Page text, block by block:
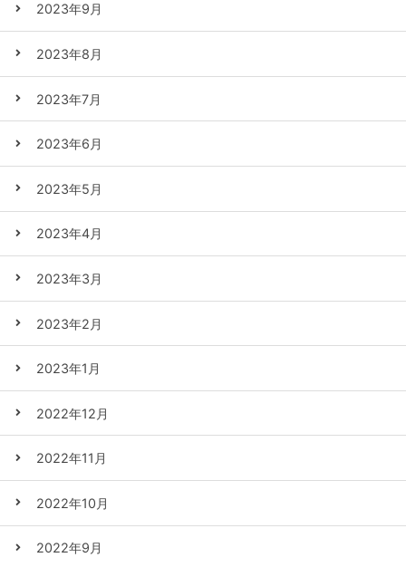
2023年9月
2023年8月
2023年7月
2023年6月
2023年5月
2023年4月
2023年3月
2023年2月
2023年1月
2022年12月
2022年11月
2022年10月
2022年9月